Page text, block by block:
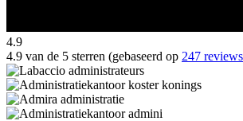
4.9
4.9 van de 5 sterren (gebaseerd op 247 reviews